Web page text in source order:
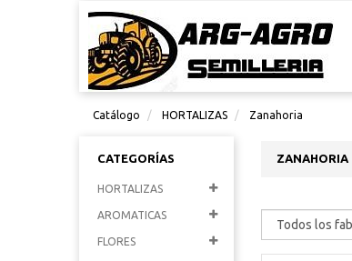
Catálogo HORTALIZAS Zanahoria
CATEGORÍAS
HORTALIZAS
AROMATICAS
FLORES
ZANAHORIA